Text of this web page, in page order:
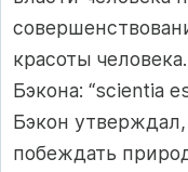
красоты
Бэкона: “scientia
Бэкон
побеждать